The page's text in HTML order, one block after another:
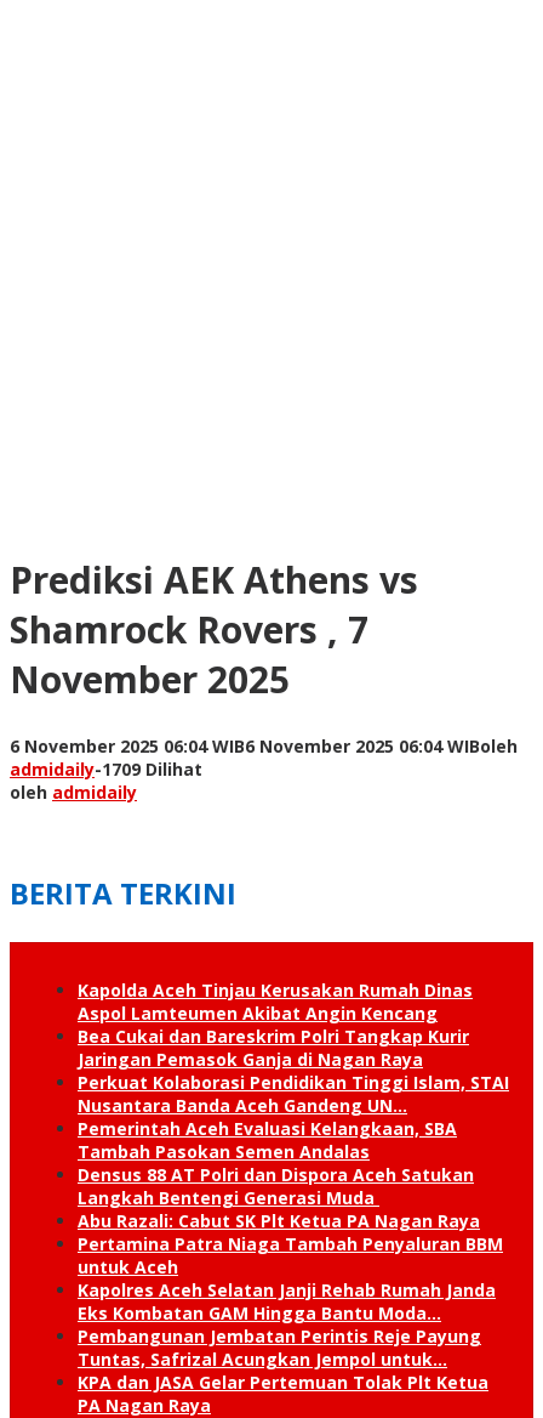
Prediksi AEK Athens vs
Shamrock Rovers , 7
November 2025
6 November 2025 06:04 WIB6 November 2025 06:04 WIBoleh
admidaily-1709 Dilihat
oleh admidaily
BERITA TERKINI
Kapolda Aceh Tinjau Kerusakan Rumah Dinas
Aspol Lamteumen Akibat Angin Kencang
Bea Cukai dan Bareskrim Polri Tangkap Kurir
Jaringan Pemasok Ganja di Nagan Raya
Perkuat Kolaborasi Pendidikan Tinggi Islam, STAI
Nusantara Banda Aceh Gandeng UN…
Pemerintah Aceh Evaluasi Kelangkaan, SBA
Tambah Pasokan Semen Andalas
Densus 88 AT Polri dan Dispora Aceh Satukan
Langkah Bentengi Generasi Muda
Abu Razali: Cabut SK Plt Ketua PA Nagan Raya
Pertamina Patra Niaga Tambah Penyaluran BBM
untuk Aceh
Kapolres Aceh Selatan Janji Rehab Rumah Janda
Eks Kombatan GAM Hingga Bantu Moda…
Pembangunan Jembatan Perintis Reje Payung
Tuntas, Safrizal Acungkan Jempol untuk…
KPA dan JASA Gelar Pertemuan Tolak Plt Ketua
PA Nagan Raya